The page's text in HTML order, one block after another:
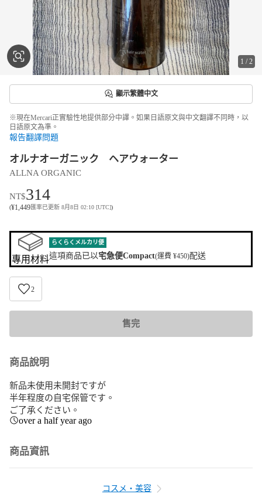
1 /2
顯示繁體中文
※現在Mercari正實驗性地提供部分中譯。如果日語原文與中文翻譯不同時，以
日語原文為準。
報告翻譯問題
オルナオーガニック ヘアウォーター
ALLNA ORGANIC
NT$314
(¥1,449匯率已更新 8月8日 02:10 [UTC])
專用材料
らくらくメルカリ便
這項商品已以宅急便Compact(運費 ¥450)配送
2
售完
商品說明
新品未使用未開封ですが
半年程度の自宅保管です。
ご了承ください。
over a half year ago
商品資訊
コスメ・美容